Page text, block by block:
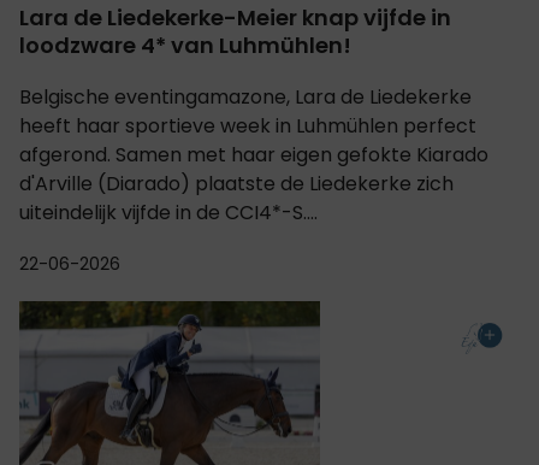
Lara de Liedekerke-Meier knap vijfde in
loodzware 4* van Luhmühlen!
Belgische eventingamazone, Lara de Liedekerke
heeft haar sportieve week in Luhmühlen perfect
afgerond. Samen met haar eigen gefokte Kiarado
d'Arville (Diarado) plaatste de Liedekerke zich
uiteindelijk vijfde in de CCI4*-S....
22-06-2026